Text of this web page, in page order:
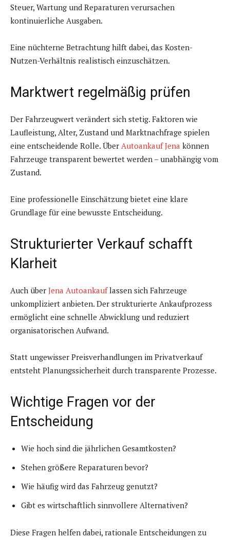
Steuer, Wartung und Reparaturen verursachen
kontinuierliche Ausgaben.
Eine nüchterne Betrachtung hilft dabei, das Kosten-
Nutzen-Verhältnis realistisch einzuschätzen.
Marktwert regelmäßig prüfen
Der Fahrzeugwert verändert sich stetig. Faktoren wie
Laufleistung, Alter, Zustand und Marktnachfrage spielen
eine entscheidende Rolle. Über Autoankauf Jena können
Fahrzeuge transparent bewertet werden – unabhängig vom
Zustand.
Eine professionelle Einschätzung bietet eine klare
Grundlage für eine bewusste Entscheidung.
Strukturierter Verkauf schafft
Klarheit
Auch über Jena Autoankauflassen sich Fahrzeuge
unkompliziert anbieten. Der strukturierte Ankaufprozess
ermöglicht eine schnelle Abwicklung und reduziert
organisatorischen Aufwand.
Statt ungewisser Preisverhandlungen im Privatverkauf
entsteht Planungssicherheit durch transparente Prozesse.
Wichtige Fragen vor der
Entscheidung
Wie hoch sind die jährlichen Gesamtkosten?
Stehen größere Reparaturen bevor?
Wie häufig wird das Fahrzeug genutzt?
Gibt es wirtschaftlich sinnvollere Alternativen?
Diese Fragen helfen dabei, rationale Entscheidungen zu